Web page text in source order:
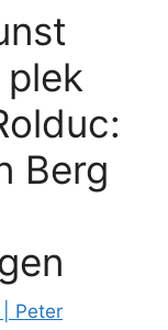
Berg
| Peter